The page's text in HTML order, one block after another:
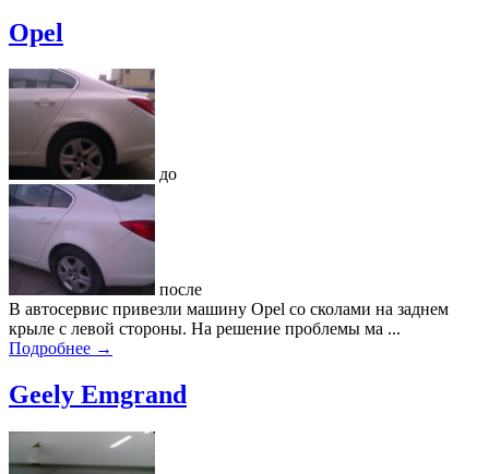
Opel
до
после
В автосервис привезли машину Opel со сколами на заднем
крыле с левой стороны. На решение проблемы ма ...
Подробнее →
Geely Emgrand